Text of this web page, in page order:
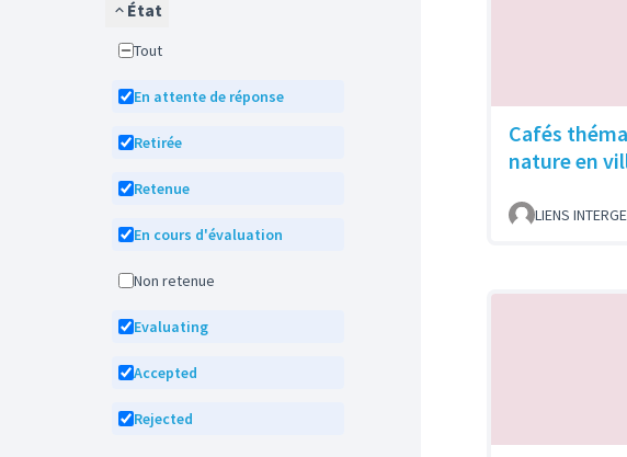
État
Tout
En attente de réponse
Retirée
Retenue
En cours d'évaluation
Non retenue
Evaluating
Accepted
Rejected
Cafés
nature en
LIENS